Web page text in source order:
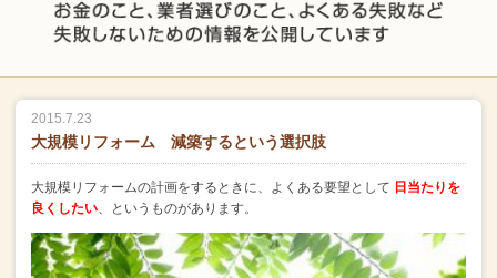
2015.7.23
大規模リフォーム 減築するという選択肢
大規模リフォームの計画をするときに、よくある要望として 日当たりを
良くしたい 、というものがあります。